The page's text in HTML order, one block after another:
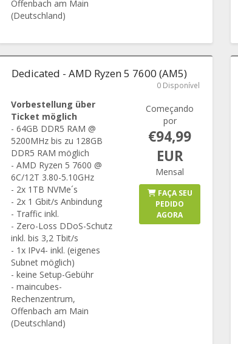
Offenbach am Main
(Deutschland)
Dedicated - AMD Ryzen 5 7600 (AM5)
0 Disponível
Vorbestellung über
Ticket möglich
- 64GB DDR5 RAM @
5200MHz bis zu 128GB
DDR5 RAM möglich
- AMD Ryzen 5 7600 @
6C/12T 3.80-5.10GHz
- 2x 1TB NVMe´s
- 2x 1 Gbit/s Anbindung
- Traffic inkl.
- Zero-Loss DDoS-Schutz
inkl. bis 3,2 Tbit/s
- 1x IPv4- inkl. (eigenes
Subnet möglich)
- keine Setup-Gebühr
- maincubes-
Rechenzentrum,
Offenbach am Main
(Deutschland)
Começando
por
€94,99
EUR
Mensal
FAÇA SEU
PEDIDO
AGORA